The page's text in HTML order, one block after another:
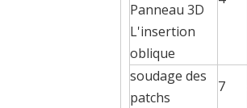
Panneau 3D
L'insertion
oblique
soudage des
patchs
7